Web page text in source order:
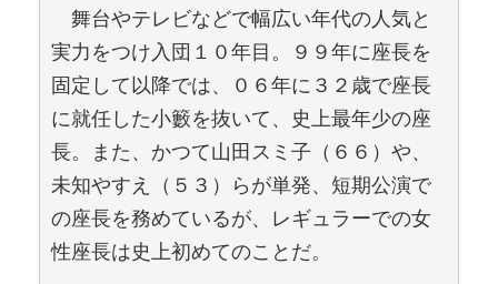
舞台やテレビなどで幅広い年代の人気と
実力をつけ入団１０年目。９９年に座長を
固定して以降では、０６年に３２歳で座長
に就任した小籔を抜いて、史上最年少の座
長。また、かつて山田スミ子（６６）や、
未知やすえ（５３）らが単発、短期公演で
の座長を務めているが、レギュラーでの女
性座長は史上初めてのことだ。